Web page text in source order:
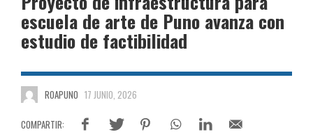
escuela de arte de Puno avanza con
estudio de factibilidad
ROAPUNO 17 JUNIO, 2026